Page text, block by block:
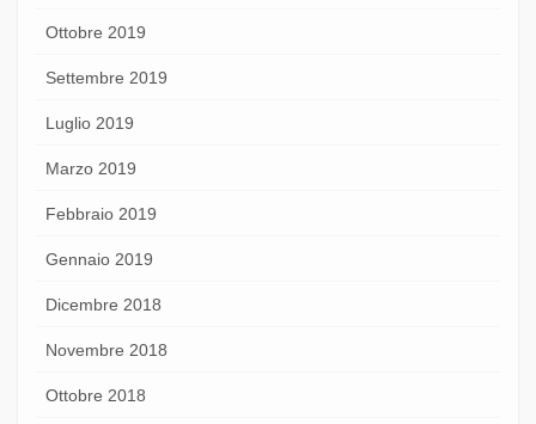
Ottobre 2019
Settembre 2019
Luglio 2019
Marzo 2019
Febbraio 2019
Gennaio 2019
Dicembre 2018
Novembre 2018
Ottobre 2018